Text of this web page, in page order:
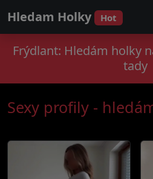
Hledam Holky Hot
Frýdlant: Hledám holky
tady
Sexy profily -